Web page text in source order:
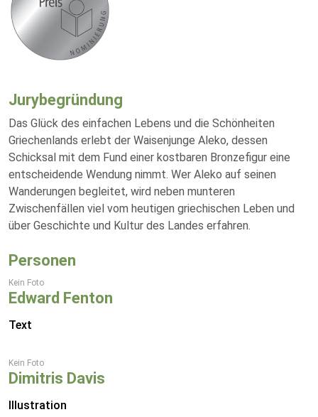
Jurybegründung
Das Glück des einfachen Lebens und die Schönheiten
Griechenlands erlebt der Waisenjunge Aleko, dessen
Schicksal mit dem Fund einer kostbaren Bronzefigur eine
entscheidende Wendung nimmt. Wer Aleko auf seinen
Wanderungen begleitet, wird neben munteren
Zwischenfällen viel vom heutigen griechischen Leben und
über Geschichte und Kultur des Landes erfahren.
Personen
Kein Foto
Edward Fenton
Text
Kein Foto
Dimitris Davis
Illustration